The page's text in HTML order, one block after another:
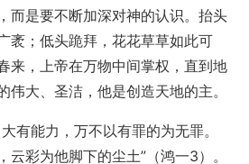
而是要不断加深对神的认识。抬头
袤；低头跪拜，花花草草如此可
来，上帝在万物中间掌权，直到地
伟大、圣洁，他是创造天地的主。
有能力，万不以有罪的为无罪。
云彩为他脚下的尘土”（鸿一3）。